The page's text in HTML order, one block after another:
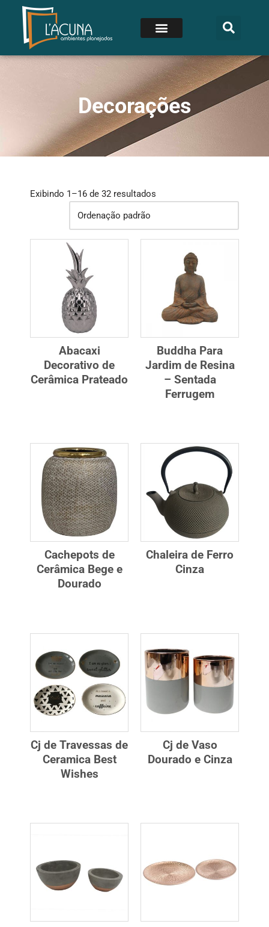
Decorações
Exibindo 1–16 de 32 resultados
Abacaxi
Decorativo de
Cerâmica Prateado
Buddha Para
Jardim de Resina
– Sentada
Ferrugem
Cachepots de
Cerâmica Bege e
Dourado
Chaleira de Ferro
Cinza
Cj de Travessas de
Ceramica Best
Wishes
Cj de Vaso
Dourado e Cinza